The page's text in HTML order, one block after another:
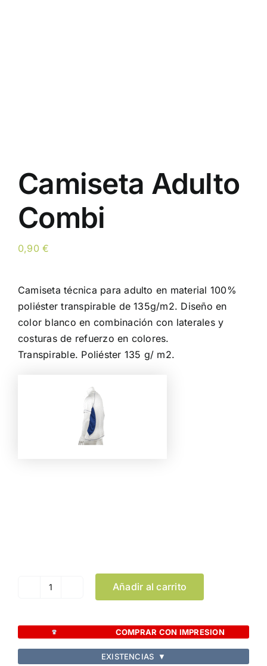
Camiseta Adulto
Combi
0,90€
Camiseta técnica para adulto en material 100%
poliéster transpirable de 135g/m2. Diseño en
color blanco en combinación con laterales y
costuras de refuerzo en colores.
Transpirable. Poliéster 135 g/ m2.
Camiseta
Combi
cantidad
Añadir al carrito
COMPRAR CON IMPRESION
EXISTENCIAS ▼